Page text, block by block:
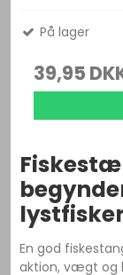
På lager
39,95
En god
aktion, vægt og